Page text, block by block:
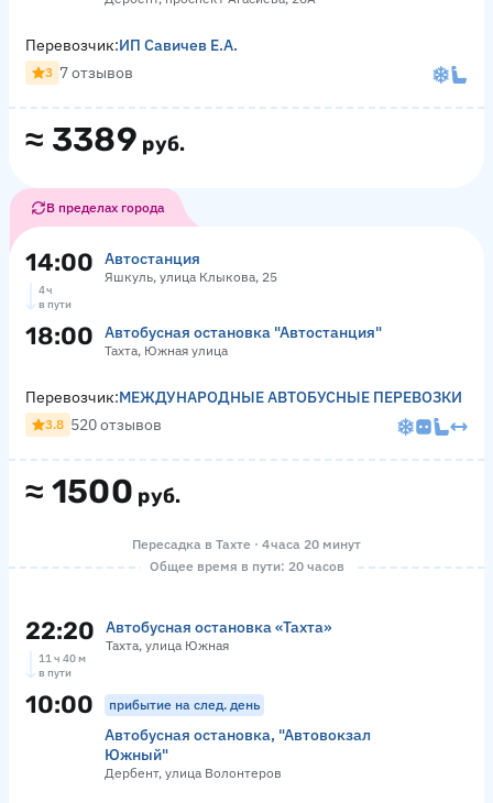
≈ 3389 руб.
Перевозчик:ИП Савичев Е.А.
3 7 отзывов
В пределах города
14:00 Автостанция
Яшкуль, улица Клыкова, 25
4 ч
в пути
18:00 Автобусная остановка "Автостанция"
Тахта, Южная улица
≈ 1500 руб.
Перевозчик:МЕЖДУНАРОДНЫЕ АВТОБУСНЫЕ ПЕРЕВОЗКИ
3.8 520 отзывов
Пересадка в Тахте · 4 часа 20 минут
Общее время в пути: 20 часов
22:20 Автобусная остановка «Тахта»
Тахта, улица Южная
11 ч 40 м
в пути
10:00 прибытие на след. день
Автобусная остановка, "Автовокзал
Южный"
Дербент, улица Волонтеров